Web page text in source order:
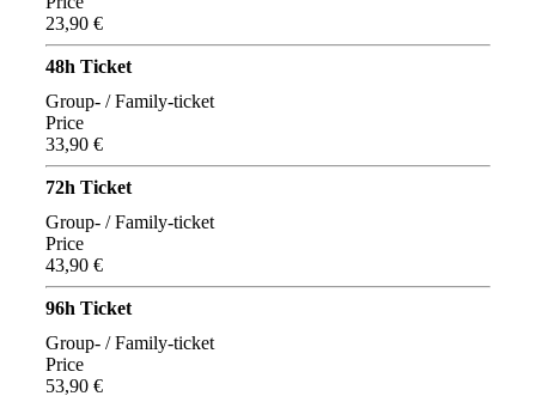
23,90 €
48h Ticket
Group- / Family-ticket
Price
33,90 €
72h Ticket
Group- / Family-ticket
Price
43,90 €
96h Ticket
Group- / Family-ticket
Price
53,90 €